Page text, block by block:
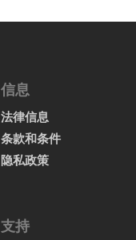
信息
法律信息
条款和条件
隐私政策
支持